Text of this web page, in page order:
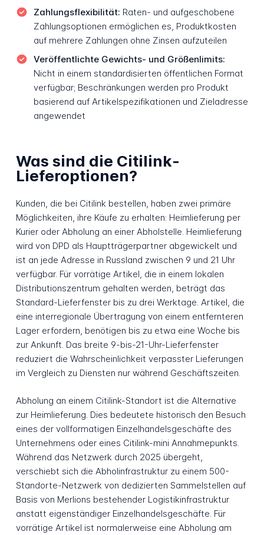
Zahlungsflexibilität: Raten- und aufgeschobene
Zahlungsoptionen ermöglichen es, Produktkosten
auf mehrere Zahlungen ohne Zinsen aufzuteilen
Veröffentlichte Gewichts- und Größenlimits:
Nicht in einem standardisierten öffentlichen Format
verfügbar; Beschränkungen werden pro Produkt
basierend auf Artikelspezifikationen und Zieladresse
angewendet
Was sind die Citilink-
Lieferoptionen?
Kunden, die bei Citilink bestellen, haben zwei primäre
Möglichkeiten, ihre Käufe zu erhalten: Heimlieferung per
Kurier oder Abholung an einer Abholstelle. Heimlieferung
wird von DPD als Hauptträgerpartner abgewickelt und
ist an jede Adresse in Russland zwischen 9 und 21 Uhr
verfügbar. Für vorrätige Artikel, die in einem lokalen
Distributionszentrum gehalten werden, beträgt das
Standard-Lieferfenster bis zu drei Werktage. Artikel, die
eine interregionale Übertragung von einem entfernteren
Lager erfordern, benötigen bis zu etwa eine Woche bis
zur Ankunft. Das breite 9-bis-21-Uhr-Lieferfenster
reduziert die Wahrscheinlichkeit verpasster Lieferungen
im Vergleich zu Diensten nur während Geschäftszeiten.
Abholung an einem Citilink-Standort ist die Alternative
zur Heimlieferung. Dies bedeutete historisch den Besuch
eines der vollformatigen Einzelhandelsgeschäfte des
Unternehmens oder eines Citilink-mini Annahmepunkts.
Während das Netzwerk durch 2025 übergeht,
verschiebt sich die Abholinfrastruktur zu einem 500-
Standorte-Netzwerk von dedizierten Sammelstellen auf
Basis von Merlions bestehender Logistikinfrastruktur
anstatt eigenständiger Einzelhandelsgeschäfte. Für
vorrätige Artikel ist normalerweise eine Abholung am